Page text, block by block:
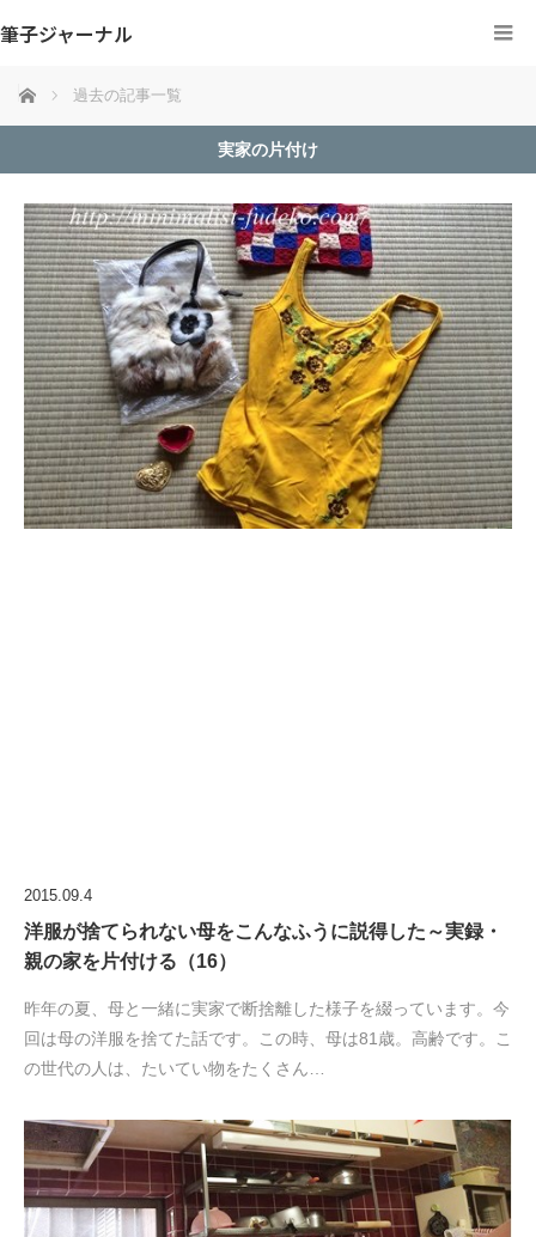
筆子ジャーナル
ホーム 過去の記事一覧
実家の片付け
2015.09.4
洋服が捨てられない母をこんなふうに説得した～実録・
親の家を片付ける（16）
昨年の夏、母と一緒に実家で断捨離した様子を綴っています。今
回は母の洋服を捨てた話です。この時、母は81歳。高齢です。こ
の世代の人は、たいてい物をたくさん…